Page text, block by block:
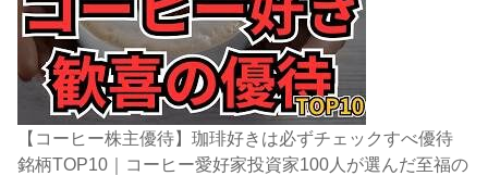
【コーヒー株主優待】珈琲好きは必ずチェックすべ優待
銘柄TOP10｜コーヒー愛好家投資家100人が選んだ至福の